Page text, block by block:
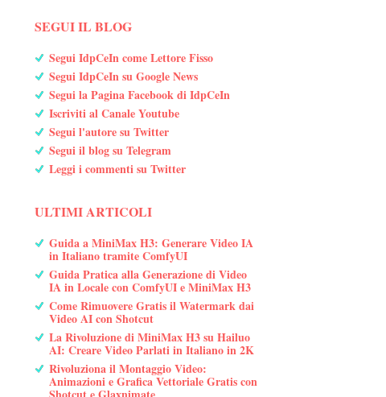
SEGUI IL BLOG
Segui IdpCeIn come Lettore Fisso
Segui IdpCeIn su Google News
Segui la Pagina Facebook di IdpCeIn
Iscriviti al Canale Youtube
Segui l'autore su Twitter
Segui il blog su Telegram
Leggi i commenti su Twitter
ULTIMI ARTICOLI
Guida a MiniMax H3: Generare Video IA
in Italiano tramite ComfyUI
Guida Pratica alla Generazione di Video
IA in Locale con ComfyUI e MiniMax H3
Come Rimuovere Gratis il Watermark dai
Video AI con Shotcut
La Rivoluzione di MiniMax H3 su Hailuo
AI: Creare Video Parlati in Italiano in 2K
Rivoluziona il Montaggio Video:
Animazioni e Grafica Vettoriale Gratis con